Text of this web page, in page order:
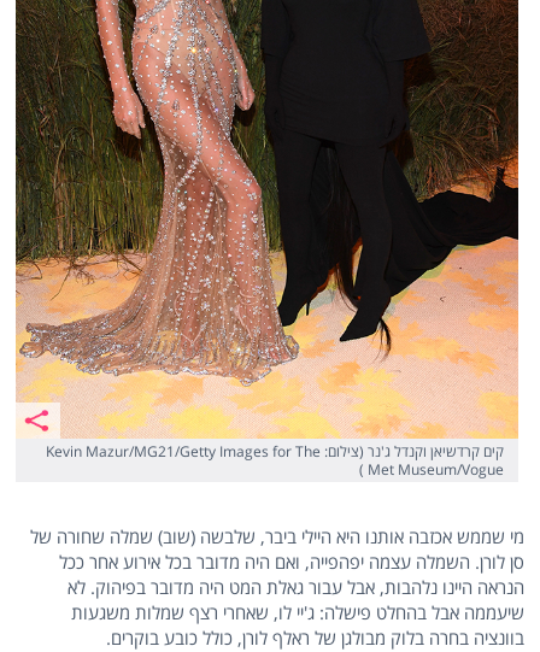
קים קרדשיאן וקנדל ג'נר (צילום: Kevin Mazur/MG21/Getty Images for The
Met Museum/Vogue )
מי שממש אכזבה אותנו היא היילי ביבר, שלבשה (שוב) שמלה שחורה של
סן לורן. השמלה עצמה יפהפייה, ואם היה מדובר בכל אירוע אחר ככל
הנראה היינו נלהבות, אבל עבור גאלת המט היה מדובר בפיהוק. לא
שיעממה אבל בהחלט פישלה: ג'יי לו, שאחרי רצף שמלות משגעות
בוונציה בחרה בלוק מבולגן של ראלף לורן, כולל כובע בוקרים.